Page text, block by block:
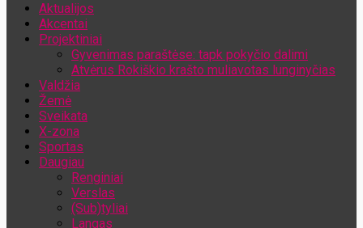
Aktualijos
Akcentai
Projektiniai
Gyvenimas paraštėse: tapk pokyčio dalimi
Atvėrus Rokiškio krašto muliavotas lunginyčias
Valdžia
Žemė
Sveikata
X-zona
Sportas
Daugiau
Renginiai
Verslas
(Sub)tyliai
Langas